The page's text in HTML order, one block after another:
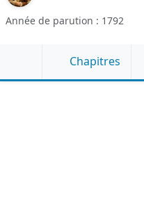
Année de parution : 1792
Chapitres